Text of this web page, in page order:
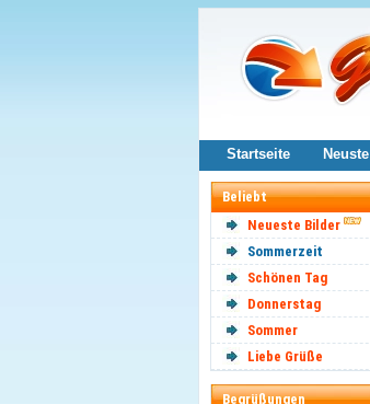
Startseite Neuste
Beliebt
Neueste Bilder
Sommerzeit
Schönen Tag
Donnerstag
Sommer
Liebe Grüße
Begrüßungen